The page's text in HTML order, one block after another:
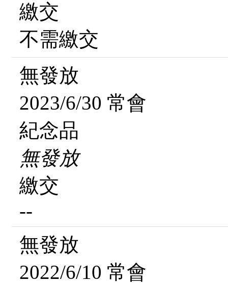
繳交
不需繳交
無發放
2023/6/30 常會
紀念品
無發放
繳交
--
無發放
2022/6/10 常會